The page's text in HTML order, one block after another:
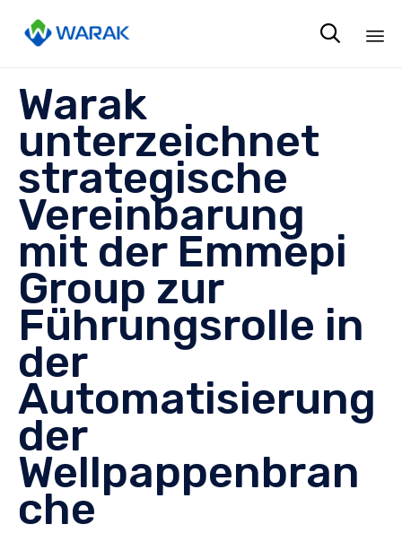

Warak
unterzeichnet
strategische
Vereinbarung
mit der Emmepi
Group zur
Führungsrolle in
der
Automatisierung
der
Wellpappenbran
che